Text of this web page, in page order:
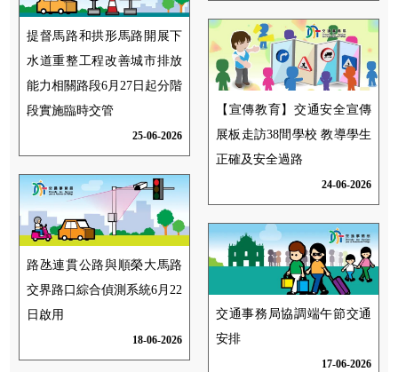
提督馬路和拱形馬路開展下
水道重整工程改善城市排放
能力相關路段6月27日起分階
段實施臨時交管
25-06-2026
【宣傳教育】交通安全宣傳
展板走訪38間學校 教導學生
正確及安全過路
24-06-2026
路氹連貫公路與順榮大馬路
交界路口綜合偵測系統6月22
日啟用
18-06-2026
交通事務局協調端午節交通
安排
17-06-2026